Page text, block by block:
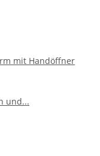
mit Handöffner